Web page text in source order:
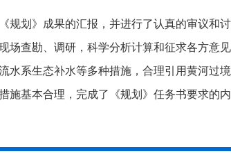
规划》成果的汇报，并进行了认真的审议和
场查勘、调研，科学分析计算和征求各方意
水系生态补水等多种措施，合理引用黄河过
基本合理，完成了《规划》任务书要求的内